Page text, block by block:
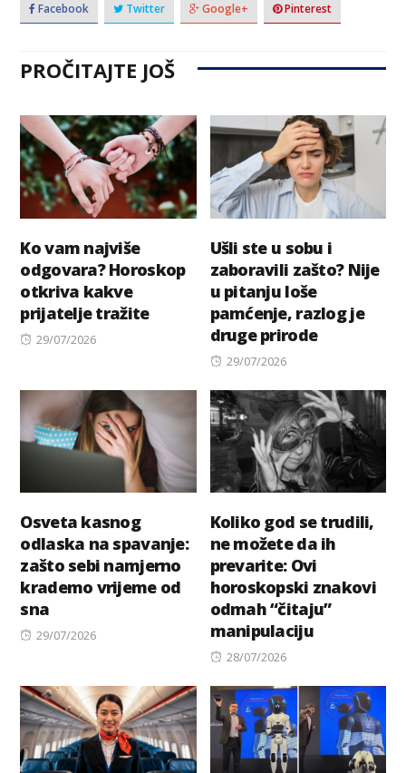
Facebook Twitter Google+ Pinterest
PROČITAJTE JOŠ
Ko vam najviše
odgovara? Horoskop
otkriva kakve
prijatelje tražite
Posted
29/07/2026
Ušli ste u sobu i
zaboravili zašto? Nije
u pitanju loše
pamćenje, razlog je
druge prirode
Posted
29/07/2026
Osveta kasnog
odlaska na spavanje:
zašto sebi namjerno
krademo vrijeme od
sna
Posted
29/07/2026
Koliko god se trudili,
ne možete da ih
prevarite: Ovi
horoskopski znakovi
odmah “čitaju”
manipulaciju
Posted
28/07/2026